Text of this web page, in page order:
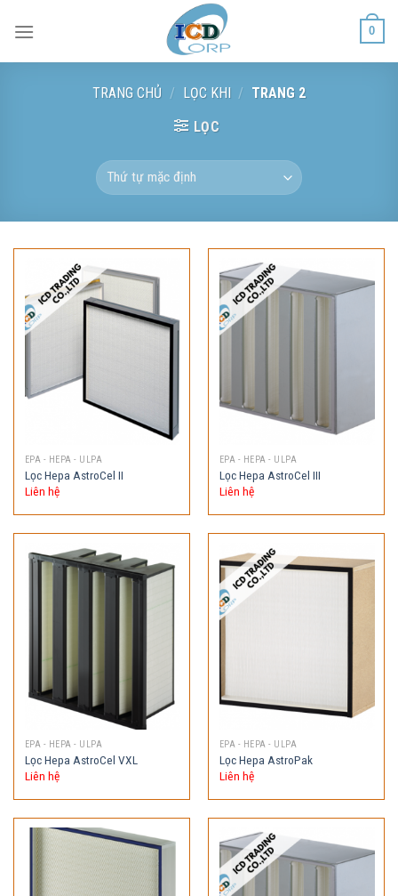
0
TRANG CHỦ / LỌC KHI / TRANG 2
LỌC
EPA - HEPA - ULPA
Lọc Hepa AstroCel II
Liên hệ
EPA - HEPA - ULPA
Lọc Hepa AstroCel III
Liên hệ
EPA - HEPA - ULPA
Lọc Hepa AstroCel VXL
Liên hệ
EPA - HEPA - ULPA
Lọc Hepa AstroPak
Liên hệ